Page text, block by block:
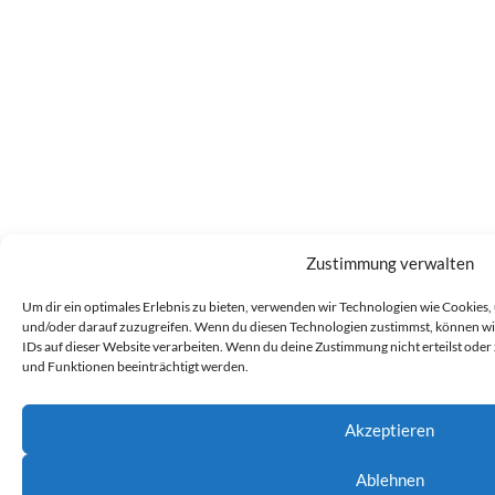
Zustimmung verwalten
Um dir ein optimales Erlebnis zu bieten, verwenden wir Technologien wie
und/oder darauf zuzugreifen. Wenn du diesen Technologien zustimmst, können
IDs auf dieser Website verarbeiten. Wenn du deine Zustimmung nicht erteilst
und Funktionen beeinträchtigt werden.
Akzeptieren
Ablehnen